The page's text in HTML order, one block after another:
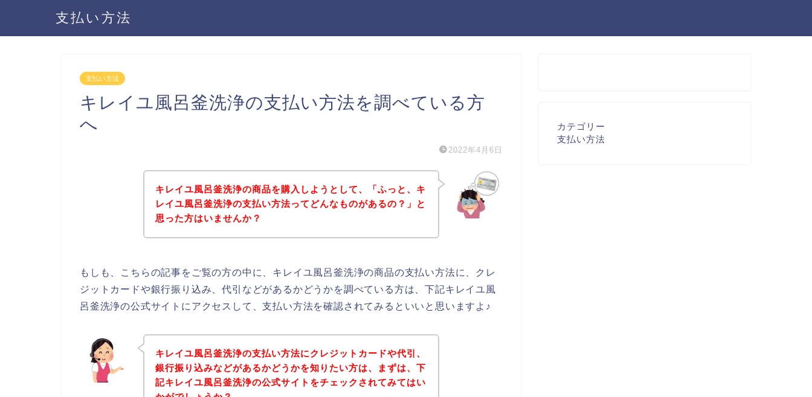
支払い方法
支払い方法
キレイユ風呂釜洗浄の支払い方法を調べている方
へ
2022年4月6日
キレイユ風呂釜洗浄の商品を購入しようとして、「ふっと、キ
レイユ風呂釜洗浄の支払い方法ってどんなものがあるの？」と
思った方はいませんか？
もしも、こちらの記事をご覧の方の中に、キレイユ風呂釜洗浄の商品の支払い方法に、クレ
ジットカードや銀行振り込み、代引などがあるかどうかを調べている方は、下記キレイユ風
呂釜洗浄の公式サイトにアクセスして、支払い方法を確認されてみるといいと思いますよ♪
キレイユ風呂釜洗浄の支払い方法にクレジットカードや代引、
銀行振り込みなどがあるかどうかを知りたい方は、まずは、下
記キレイユ風呂釜洗浄の公式サイトをチェックされてみてはい
カテゴリー
支払い方法